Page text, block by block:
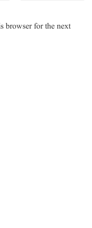
browser for the next